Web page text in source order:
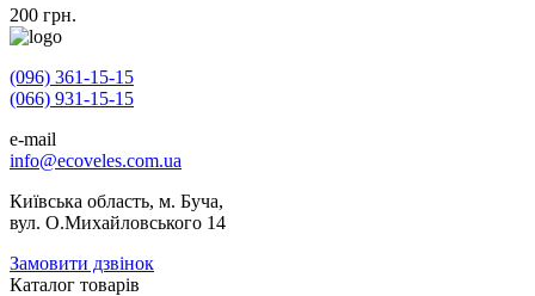
200 грн.
(096) 361-15-15
(066) 931-15-15
e-mail
info@ecoveles.com.ua
Київська область, м. Буча,
вул. О.Михайловського 14
Замовити дзвінок
Каталог товарів